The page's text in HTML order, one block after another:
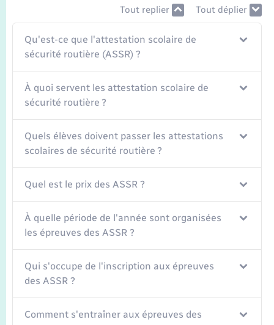
Tout replier Tout déplier
Qu'est-ce que l'attestation scolaire de
sécurité routière (ASSR) ?
À quoi servent les attestation scolaire de
sécurité routière ?
Quels élèves doivent passer les attestations
scolaires de sécurité routière ?
Quel est le prix des ASSR ?
À quelle période de l'année sont organisées
les épreuves des ASSR ?
Qui s'occupe de l'inscription aux épreuves
des ASSR ?
Comment s'entraîner aux épreuves des